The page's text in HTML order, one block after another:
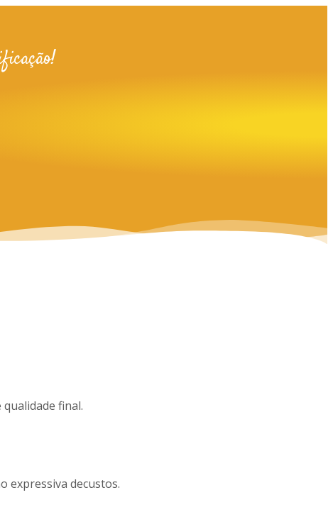
final.
expressiva decustos.